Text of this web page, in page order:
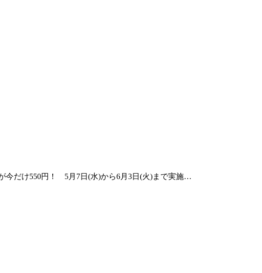
今だけ550円！ 5月7日(水)から6月3日(火)まで実施…